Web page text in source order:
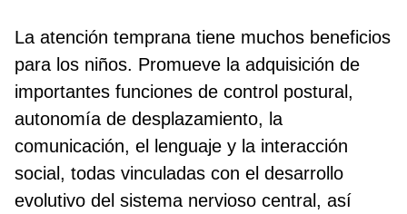
La atención temprana tiene muchos beneficios
para los niños. Promueve la adquisición de
importantes funciones de control postural,
autonomía de desplazamiento, la
comunicación, el lenguaje y la interacción
social, todas vinculadas con el desarrollo
evolutivo del sistema nervioso central, así